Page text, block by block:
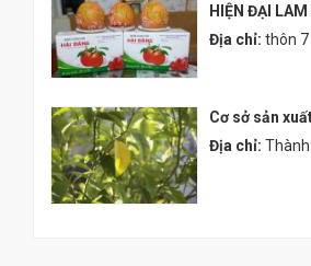
HIỆN ĐẠI LAM
Địa chỉ: thôn 7
Cơ sở sản
Địa chỉ: